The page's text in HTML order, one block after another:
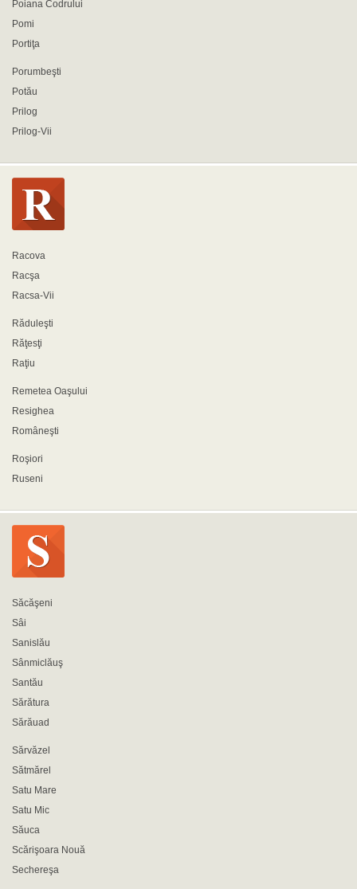
Poiana Codrului
Pomi
Portiţa
Porumbeşti
Potău
Prilog
Prilog-Vii
Racova
Racşa
Racsa-Vii
Răduleşti
Răţesţi
Raţiu
Remetea Oaşului
Resighea
Româneşti
Roşiori
Ruseni
Săcăşeni
Sâi
Sanislău
Sânmiclăuş
Santău
Sărătura
Sărăuad
Sărvăzel
Sătmărel
Satu Mare
Satu Mic
Săuca
Scărişoara Nouă
Sechereşa